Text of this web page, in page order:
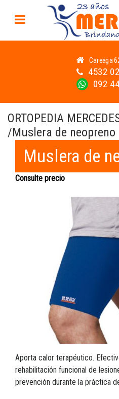
Careaga
4532
092
ORTOPEDIA
/Muslera de neopreno
Muslera de
Consulte precio
Aporta calor terapéutico.
rehabilitación funcional de
prevención durante la práctica